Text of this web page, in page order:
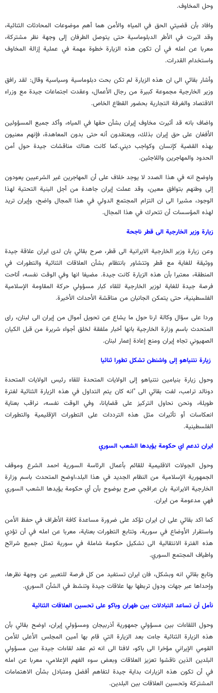
وحل المخاوف.
وافاد بأن قضيتي الحق في المياه والأمن هما أهم موضوعات المحادثات الثنائية،
وقد اثيرت في الأطر الدبلوماسية حتى يتوصل الطرفان إلى وجهة نظر مشتركة،
معربا عن امله في أن تكون هذه الزيارة خطوة مهمة في عملية إزالة المخاوف
واستخدام القدرات.
وأشار بقائي الى ان هذه الزيارة لم تكن بحت دبلوماسية وسياسية وقال: لقد رافق
وزير الخارجية مجموعة كبيرة من رجال الأعمال، وعقدت اجتماعات جيدة مع وزراء
الاقتصاد والغرفة التجارية بحضور القطاع الخاص.
واضاف بانه قد أثيرت مخاوف إيران بشأن حقها في المياه، وأكد جميع المسؤولين
الأفغان على حق إيران بذلك، ويعتقدون أنه حتى بدون المعاهدة، فإنهم معنيون
بهذه القضية كإنسان وكواجب ديني.كما كانت هناك مناقشات جيدة حول أمن
الحدود والمهاجرين واللاجئين.
واوضح انه في هذا الصدد لا يوجد خلاف على أن المهاجرين غير الشرعيين يعودون
إلى وطنهم بتوافق معين، وقد عملت إيران جاهدة من أجل البنية التحتية لهذا
الوجود، مشيرا الى ان التزام المجتمع الدولي في هذا المجال واضح، وإيران تريد
لهذه المؤسسات أن تتحرك في هذا المجال.
زيارة وزير الخارجية الى قطر ناجحة
وعن زيارة وزير الخارجية الايرانية الى قطر، صرح بقائي بان لدى ايران علاقة جيدة
ووثيقة للغاية مع قطر وتتشاور بانتظام بشأن العلاقات الثنائية والتطورات في
المنطقة، معتبرا بأن هذه الزيارة كانت جيدة. مضيفا انها وفي الوقت نفسه، أتاحت
فرصة جيدة للغاية لوزير الخارجية للقاء كبار مسؤولي حركة المقاومة الإسلامية
الفلسطينية، حتى يتمكن الجانبان من مناقشة الأحداث الأخيرة.
وردا على سؤال وكالة ارنا حول ما يشاع عن تحويل أموال من إيران الى لبنان، راى
المتحدث باسم وزارة الخارجية بانها أخبار ملفقة لخلق أجواء شريرة من قبل الكيان
الصهيوني تجاه إيران ومنع إعادة إعمار لبنان.
زيارة نتنياهو إلى واشنطن تشكل تطورا ثنائيا
وحول زيارة بنيامين نتنياهو إلى الولايات المتحدة للقاء رئيس الولايات المتحدة
دونالد ترامب، لفت بقائي الى "انه كان يتم التداول في هذه الزيارة الثنائية لفترة
طويلة، ونحن نحاول التركيز على قضايانا، وفي الوقت نفسه، نراقب بعناية
انعكاسات أو تأثيرات مثل هذه الترددات على التطورات الإقليمية والتطورات
الفلسطينية.
ايران تدعم اي حكومة يؤيدها الشعب السوري
وحول الجولات الاقليمية للقائم بأعمال الرئاسة السورية احمد الشرع وموقف
الجمهورية الإسلامية من النظام الجديد في هذا البلد،اوضح المتحدث باسم وزارة
الخارجية الايرانية بان عراقجي صرح بوضوح بأن أي حكومة يؤيدها الشعب السوري
فهي مدعومة من ايران.
كما اكد بقائي على ان ايران تؤكد على ضرورة مساعدة كافة الأطراف في حفظ الأمن
واستقرار الأوضاع في سورية، وتتابع التطورات بعناية، معربا عن امله في أن تؤدي
هذه الفترة الانتقالية الى تشكيل حكومة شاملة في سورية تمثل جميع شرائح
واطياف المجتمع السوري.
وتابع بقائي انه وبشكل، فان ايران تستفيد من كل فرصة للتعبير عن وجهة نظرها،
وإحداها عبر جهات ودول تربطها بها علاقات جيدة وتنشط في الشأن السوري.
نأمل أن تساعد التبادلات بين طهران وباكو على تحسين العلاقات الثنائية
وحول اللقاءات بين مسؤولي جمهورية أذربيجان ومسؤولي إيران، اوضح بقائي بأن
هذه الزيارة الثنائية جاءت بعد الزيارة التي قام بها أمين المجلس الأعلى للأمن
القومي الإيراني مؤخرا الى باكو، لافتا الى انه تم عقد لقاءات جيدة بين مسؤولي
البلدين الذين ناقشوا تعزيز العلاقات وبعض سوء الفهم الإعلامي، معربا عن امله
في أن تكون هذه الزيارات بداية جيدة لتفاهم أفضل ومتبادل بشأن الاهتمامات
المشتركة وتحسين العلاقات بين البلدين.